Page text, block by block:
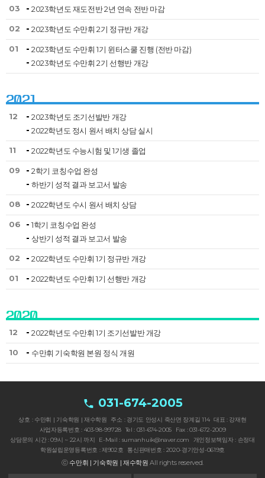
03 2023학년도 재도전반 2년 연속 전반 마감
02 2023학년도 수만휘 2기 정규반 개강
01
2023학년도 수만휘 1기 윈터스쿨 진행 (전반 마감)
2023학년도 수만휘 2기 선행반 개강
2021
12
2023학년도 조기선발반 개강
2022학년도 정시 원서 배치 상담 실시
11 2022학년도 수능시험 및 1기생 졸업
09
2학기 코칭수업 완성
하반기 성적 결과 보고서 발송
08 2022학년도 수시 원서 배치 상담
06
1학기 코칭수업 완성
상반기 성적 결과 보고서 발송
02 2022학년도 수만휘 1기 정규반 개강
01 2022학년도 수만휘 1기 선행반 개강
2020
12 2022학년도 수만휘 1기 조기선발반 개강
10 수만휘 기숙학원 본원 정식 개원
031-674-2005
상호 : 수만휘 | 기숙학원 | 재수학원 주소 : 경기도 안성시 죽산면 장계길 114 대표 : 강재현
사업자등록번호 : 403-98-99728 Tel : 031-674-2005
Fax : 031-672-2009
상담문의 시간 : 09시 ~ 22시 까지
E-Mail : sumanhuik@naver.com
개인정보책임자 : 손정대
학원설립운영등록번호 : 제902호
통신판매번호 : 2020-경기안성-0619호
ⓒ수만휘 | 기숙학원 | 재수학원 All rights reserved.